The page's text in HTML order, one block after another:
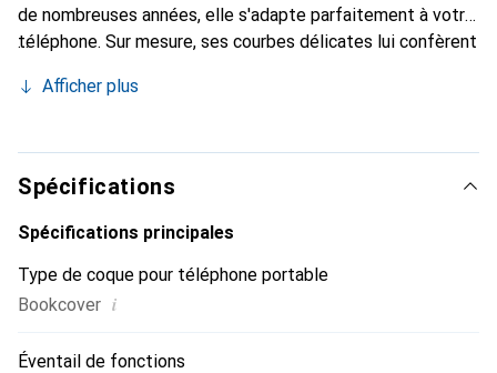
de nombreuses années, elle s'adapte parfaitement à votre
téléphone. Sur mesure, ses courbes délicates lui confèrent
et indispensable de votre smartphone. Reconnaissance
marque Noreve est un choix sûr pour une clientèle
exigeante.
Afficher plus
Spécifications
Spécifications principales
Type de coque pour téléphone portable
Bookcover i
Éventail de fonctions